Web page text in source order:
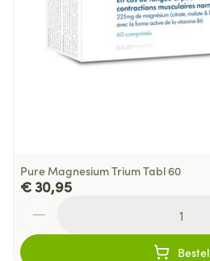
Pure Magnesium Trium Tabl 60
€ 30,95
Bestel